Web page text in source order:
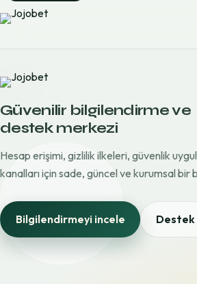
Güvenilir bilgilendirme ve
destek merkezi
Hesap erişimi, gizlilik ilkeleri, güvenlik
kanalları için sade, güncel ve kurumsal bir
Bilgilendirmeyi incele Destek